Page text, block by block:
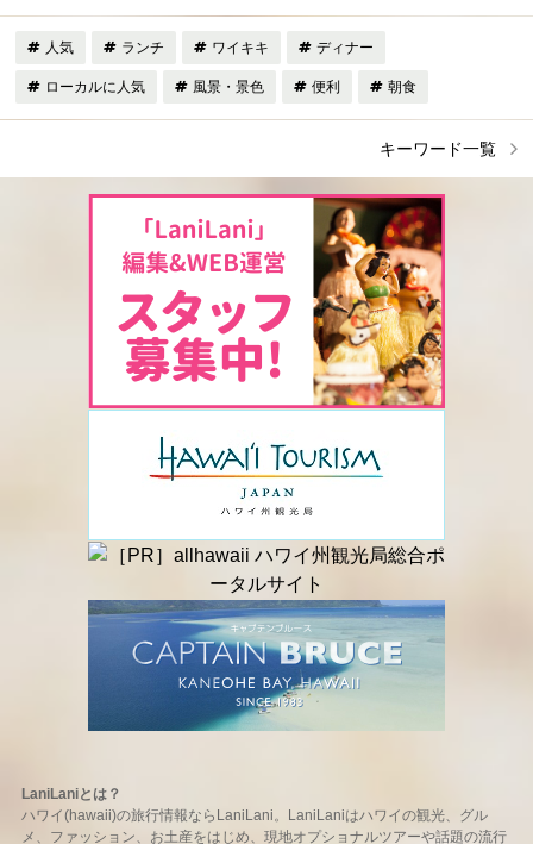
人気 ランチ ワイキキ ディナー
ローカルに人気 風景・景色 便利 朝食
キーワード一覧
LaniLaniとは？
ハワイ(hawaii)の旅行情報ならLaniLani。LaniLaniはハワイの観光、グル
メ、ファッション、お土産をはじめ、現地オプショナルツアーや話題の流行